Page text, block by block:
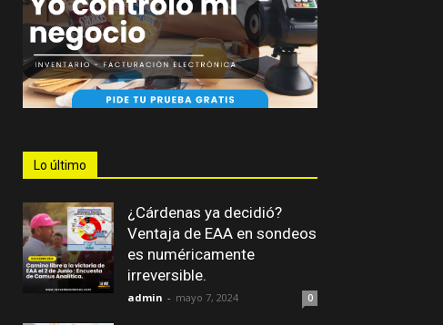
Lo último
¿Cárdenas ya decidió?
Ventaja de EAA en sondeos
es numéricamente
irreversible.
admin - mayo 7, 2024 0